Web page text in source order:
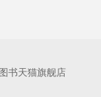
书天猫旗舰店